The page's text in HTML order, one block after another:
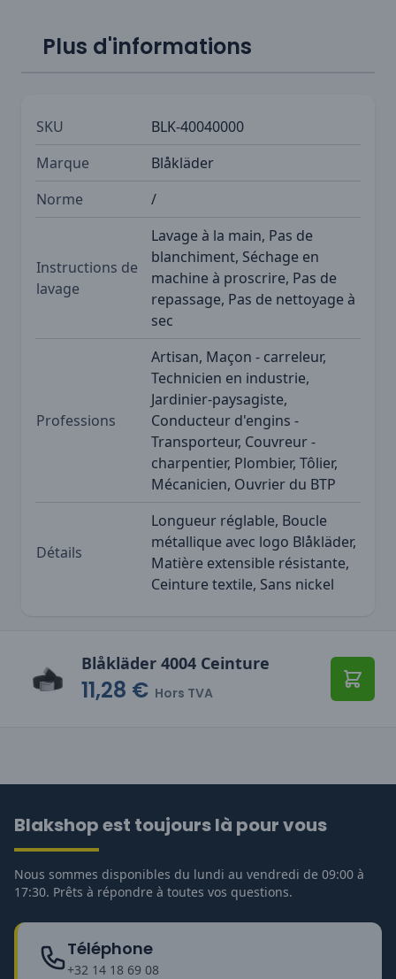
Plus d'informations
SKU
BLK-40040000
Marque
Blåkläder
Norme
/
Instructions de
lavage
Lavage à la main, Pas de
blanchiment, Séchage en
machine à proscrire, Pas de
repassage, Pas de nettoyage à
sec
Professions
Artisan, Maçon - carreleur,
Technicien en industrie,
Jardinier-paysagiste,
Conducteur d'engins -
Transporteur, Couvreur -
charpentier, Plombier, Tôlier,
Mécanicien, Ouvrier du BTP
Détails
Longueur réglable, Boucle
métallique avec logo Blåkläder,
Matière extensible résistante,
Ceinture textile, Sans nickel
Blåkläder 4004 Ceinture
11,28 € Hors TVA
Blakshop est toujours là pour vous
Nous sommes disponibles du lundi au vendredi de 09:00 à
17:30. Prêts à répondre à toutes vos questions.
Téléphone
+32 14 18 69 08